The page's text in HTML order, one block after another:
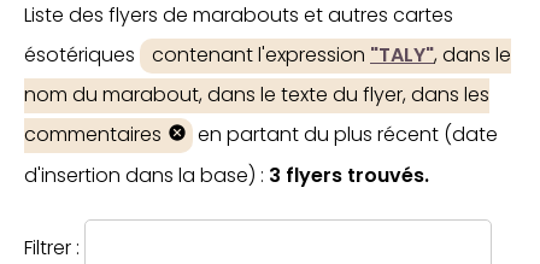
Liste des flyers de marabouts et autres cartes
ésotériques
contenant l'expression "TALY", dans le
nom du marabout, dans le texte du flyer, dans les
commentaires
en partant du plus récent (date
d'insertion dans la base) : 3 flyers trouvés.
Filtrer :